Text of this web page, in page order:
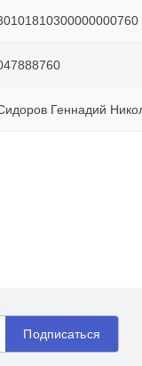
Геннадий
Подписаться